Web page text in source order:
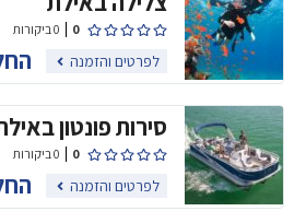
0 0 ביקורות
לפרטים והזמנה
סירות פונטון
0 0 ביקורות
לפרטים והזמנה